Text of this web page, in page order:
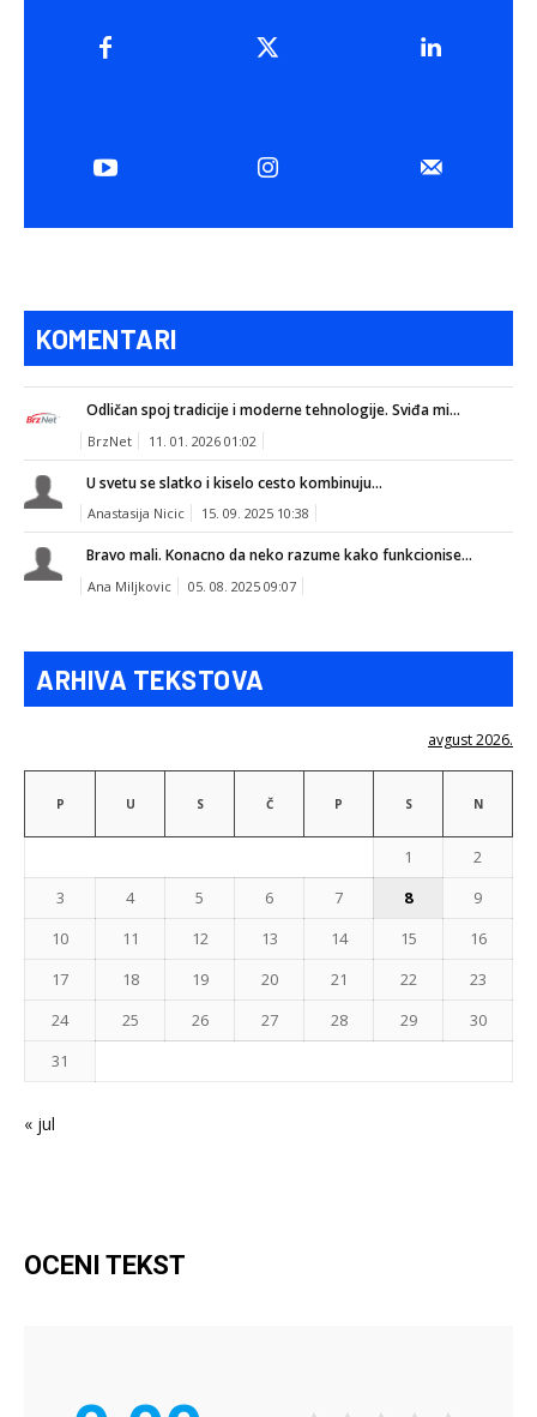
KOMENTARI
Odličan spoj tradicije i moderne tehnologije. Sviđa mi...
BrzNet 11. 01. 2026 01:02
U svetu se slatko i kiselo cesto kombinuju...
Anastasija Nicic 15. 09. 2025 10:38
Bravo mali. Konacno da neko razume kako funkcionise...
Ana Miljkovic 05. 08. 2025 09:07
ARHIVA TEKSTOVA
avgust 2026.
P U S Č P S N
1
2
3
4 5 6 7 8
9
10
11 12 13 14 15
16
17
18 19 20 21 22
23
24
25 26 27 28 29
30
31
« jul
OCENI TEKST